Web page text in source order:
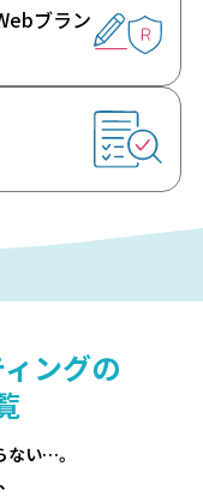
ブラン
ングの
ない…。